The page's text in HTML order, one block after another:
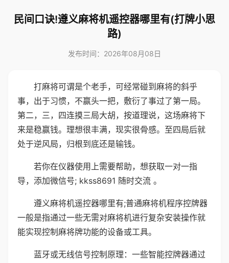
民间口诀!遵义麻将机遥控器哪里有(打牌小思
路)
发布时间：2026年08月08日
打麻将可谓是个老手，可经常碰到麻将的斜乎
事，出于习惯，不赢头一把，敷衍了事过了第一局。
第二，三，四连摸三局大胡，按道理说，这场麻将下
来是稳赢钱。理想很丰满，现实很骨感。至四局后就
处于逆风局，归根到底还是输钱。
若你在仪器使用上需要帮助，想获取一对一指
导，添加微信号; kkss8691 随时交流 。
遵义麻将机遥控器哪里有;普通麻将机程序控牌器
一般是指通过一些无需对麻将机进行复杂安装操作就
能实现控制麻将牌功能的设备或工具。
蓝牙或无线信号控制原理：一些智能控牌器通过